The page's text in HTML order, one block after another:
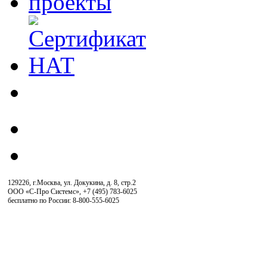
129226, г.Москва, ул. Докукина, д. 8, стр.2
ООО «С-Про Системс», +7 (495) 783-6025
бесплатно по России: 8-800-555-6025